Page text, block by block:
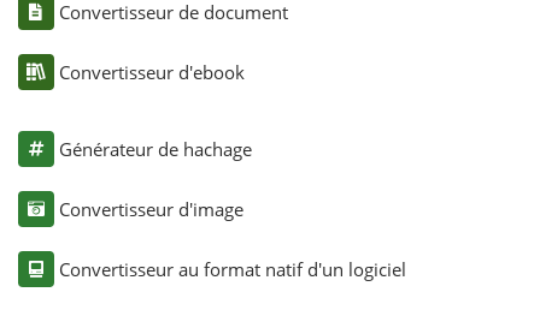
Convertisseur de document
Convertisseur d'ebook
Générateur de hachage
Convertisseur d'image
Convertisseur au format natif d'un logiciel